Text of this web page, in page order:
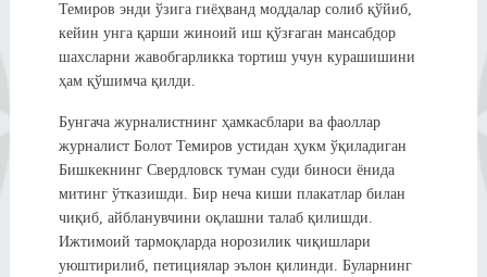
Темиров энди ўзига гиёҳванд моддалар солиб қўйиб,
кейин унга қарши жиноий иш қўзғаган мансабдор
шахсларни жавобгарликка тортиш учун курашишини
ҳам қўшимча қилди.
Бунгача журналистнинг ҳамкасблари ва фаоллар
журналист Болот Темиров устидан ҳукм ўқиладиган
Бишкекнинг Свердловск туман суди биноси ёнида
митинг ўтказишди. Бир неча киши плакатлар билан
чиқиб, айбланувчини оқлашни талаб қилишди.
Ижтимоий тармоқларда норозилик чиқишлари
уюштирилиб, петициялар эълон қилинди. Буларнинг